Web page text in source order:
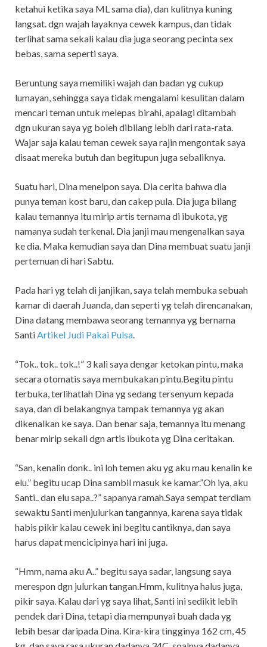
ketahui ketika saya ML sama dia), dan kulitnya kuning
langsat. dgn wajah layaknya cewek kampus, dan tidak
terlihat sama sekali kalau dia juga seorang pecinta sex
bebas, sama seperti saya.
Beruntung saya memiliki wajah dan badan yg cukup
lumayan, sehingga saya tidak mengalami kesulitan dalam
mencari teman untuk melepas birahi, apalagi ditambah
dgn ukuran saya yg boleh dibilang lebih dari rata-rata.
Wajar saja kalau teman cewek saya rajin mengontak saya
disaat mereka butuh dan begitupun juga sebaliknya.
Suatu hari, Dina menelpon saya. Dia cerita bahwa dia
punya teman kost baru, dan cakep pula. Dia juga bilang
kalau temannya itu mirip artis ternama di ibukota, yg
namanya sudah terkenal. Dia janji mau mengenalkan saya
ke dia. Maka kemudian saya dan Dina membuat suatu janji
pertemuan di hari Sabtu.
Pada hari yg telah di janjikan, saya telah membuka sebuah
kamar di daerah Juanda, dan seperti yg telah direncanakan,
Dina datang membawa seorang temannya yg bernama
Santi Artikel Judi Pakai Pulsa
“Tok.. tok.. tok..!” 3 kali saya dengar ketokan pintu, maka
secara otomatis saya membukakan pintu.Begitu pintu
terbuka, terlihatlah Dina yg sedang tersenyum kepada
saya, dan di belakangnya tampak temannya yg akan
dikenalkan ke saya. Dan benar saja, temannya itu menang
benar mirip sekali dgn artis ibukota yg Dina ceritakan.
“San, kenalin donk.. ini loh temen aku yg aku mau kenalin ke
elu.” begitu ucap Dina sambil masuk ke kamar.”Oh iya, aku
Santi.. dan elu sapa..?” sapanya ramah.Saya sempat terdiam
sewaktu Santi menjulurkan tangannya, karena saya tidak
habis pikir kalau cewek ini begitu cantiknya, dan saya
harus dapat mencicipinya hari ini juga.
“Hmm, nama aku A..” begitu saya sadar, langsung saya
merespon dgn julurkan tangan.Hmm, kulitnya halus juga,
pikir saya. Kalau dari yg saya lihat, Santi ini sedikit lebih
pendek dari Dina, tetapi dia mempunyai buah dada yg
lebih besar daripada Dina. Kira-kira tingginya 162 cm, 45